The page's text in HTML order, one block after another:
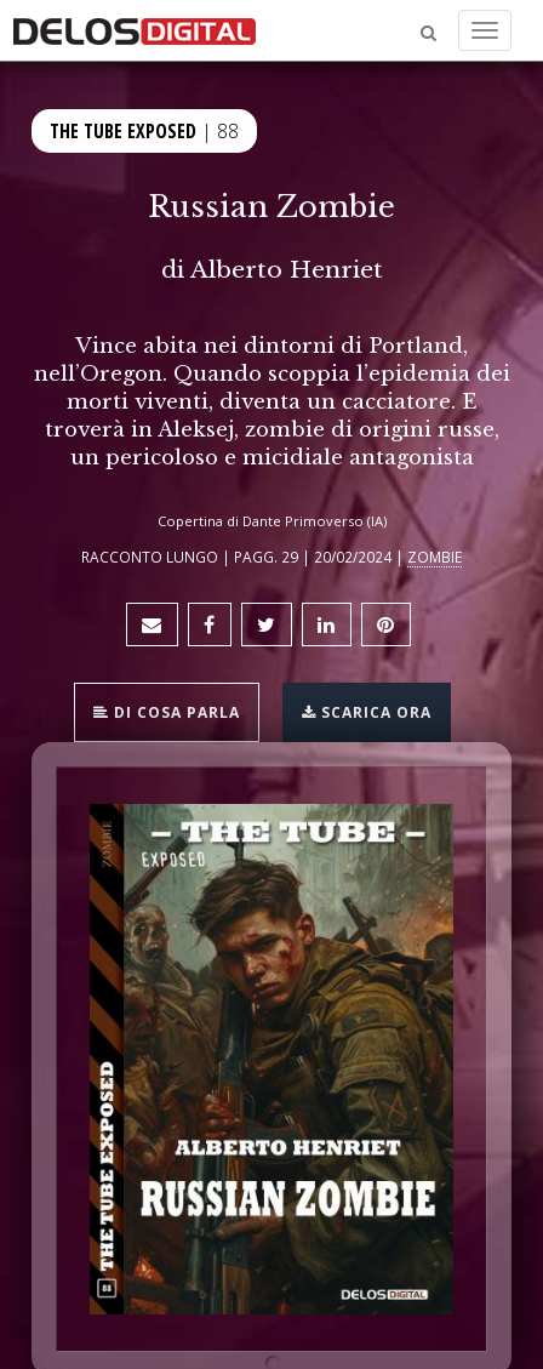
Menu
THE TUBE EXPOSED | 88
Russian Zombie
diAlberto Henriet
Vince abita nei dintorni di Portland,
nell’Oregon. Quando scoppia l’epidemia dei
morti viventi, diventa un cacciatore. E
troverà in Aleksej, zombie di origini russe,
un pericoloso e micidiale antagonista
Copertina di Dante Primoverso (IA)
RACCONTO LUNGO | PAGG. 29 | 20/02/2024 | ZOMBIE
DI COSA PARLA SCARICA ORA